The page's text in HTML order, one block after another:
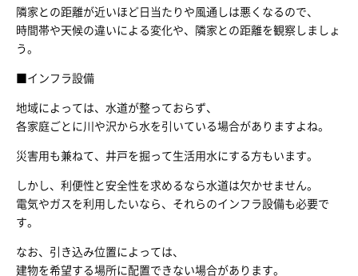
隣家との距離が近いほど日当たりや風通しは悪くなるので、
時間帯や天候の違いによる変化や、隣家との距離を観察しましょ
う。
■インフラ設備
地域によっては、水道が整っておらず、
各家庭ごとに川や沢から水を引いている場合がありますよね。
災害用も兼ねて、井戸を掘って生活用水にする方もいます。
しかし、利便性と安全性を求めるなら水道は欠かせません。
電気やガスを利用したいなら、それらのインフラ設備も必要で
す。
なお、引き込み位置によっては、
建物を希望する場所に配置できない場合があります。